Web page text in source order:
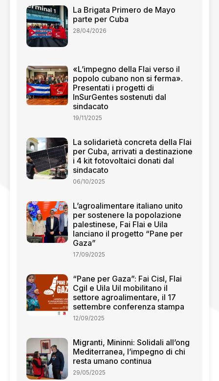
La Brigata Primero de Mayo
parte per Cuba
28/04/2026
«L’impegno della Flai verso il
popolo cubano non si ferma».
Presentati i progetti di
InSurGentes sostenuti dal
sindacato
19/11/2025
La solidarietà concreta della Flai
per Cuba, arrivati a destinazione
i 4 kit fotovoltaici donati dal
sindacato
06/10/2025
L’agroalimentare italiano unito
per sostenere la popolazione
palestinese, Fai Flai e Uila
lanciano il progetto “Pane per
Gaza”
17/09/2025
“Pane per Gaza”: Fai Cisl, Flai
Cgil e Uila Uil mobilitano il
settore agroalimentare, il 17
settembre conferenza stampa
12/09/2025
Migranti, Mininni: Solidali all’ong
Mediterranea, l’impegno di chi
resta umano continua
29/05/2025